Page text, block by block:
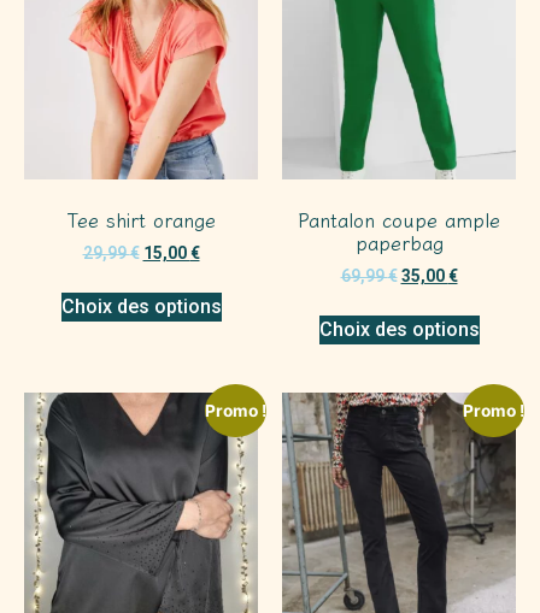
Tee shirt orange
29,99€ 15,00€
Choix des options
Pantalon coupe ample
paperbag
69,99€ 35,00€
Choix des options
Promo ! Promo !